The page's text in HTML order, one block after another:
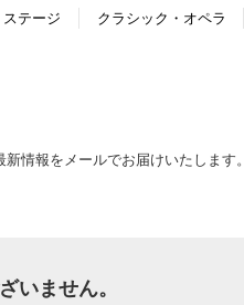
テージ クラシック・オペラ
情報をメールでお届けいたします。
いません。